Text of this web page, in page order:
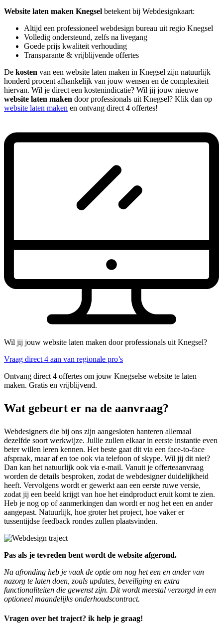
Website laten maken Knegsel betekent bij Webdesignkaart:
Altijd een professioneel webdesign bureau uit regio Knegsel
Volledig ondersteund, zelfs na livegang
Goede prijs kwaliteit verhouding
Transparante & vrijblijvende offertes
De kosten van een website laten maken in Knegsel zijn natuurlijk
honderd procent afhankelijk van jouw wensen en de complexiteit
hiervan. Wil je direct een kostenindicatie? Wil jij jouw nieuwe
website laten maken door professionals uit Knegsel? Klik dan op
website laten maken en ontvang direct 4 offertes!
Wil jij jouw website laten maken door professionals uit Knegsel?
Vraag direct 4 aan van regionale pro’s
Ontvang direct 4 offertes om jouw Knegselse website te laten
maken. Gratis en vrijblijvend.
Wat gebeurt er na de aanvraag?
Webdesigners die bij ons zijn aangesloten hanteren allemaal
dezelfde soort werkwijze. Jullie zullen elkaar in eerste instantie even
beter willen leren kennen. Het beste gaat dit via een face-to-face
afspraak, maar af en toe ook via telefoon of skype. Wil jij dit niet?
Dan kan het natuurlijk ook via e-mail. Vanuit je offerteaanvraag
worden de details besproken, zodat de webdesigner duidelijkheid
heeft. Vervolgens wordt er gewerkt aan een eerste ruwe versie,
zodat jij een beeld krijgt van hoe het eindproduct eruit komt te zien.
Heb je nog op of aanmerkingen dan wordt er nog het een en ander
aangepast. Natuurlijk, hoe groter het project, hoe vaker er
tussentijdse feedback rondes zullen plaatsvinden.
Pas als je tevreden bent wordt de website afgerond.
Na afronding heb je vaak de optie om nog het een en ander van
nazorg te laten doen, zoals updates, beveiliging en extra
functionaliteiten die gewenst zijn. Dit wordt meestal verzorgd in een
optioneel maandelijks onderhoudscontract.
Vragen over het traject? ik help je graag!